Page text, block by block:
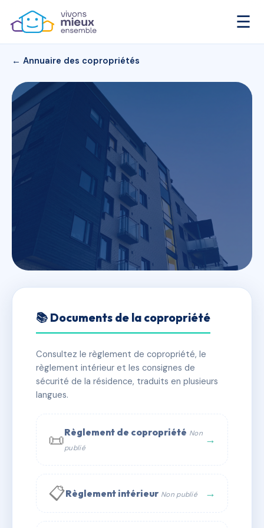
☰
← Annuaire des copropriétés
ROUSSEAU 18
✓ Immatriculée 🏠 11 lots 🏗 1 bâtiment(s)
📞 Contacter Syndic Digital
📚 Documents de la copropriété
Consultez le règlement de copropriété, le
règlement intérieur et les consignes de
sécurité de la résidence, traduits en plusieurs
langues.
📜Règlement de copropriété Non
publié
→
📋Règlement intérieur Non publié →